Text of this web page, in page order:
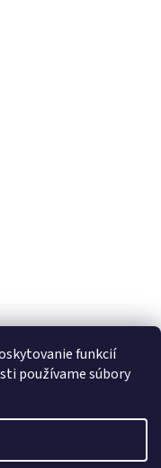
funkcií
používame súbory